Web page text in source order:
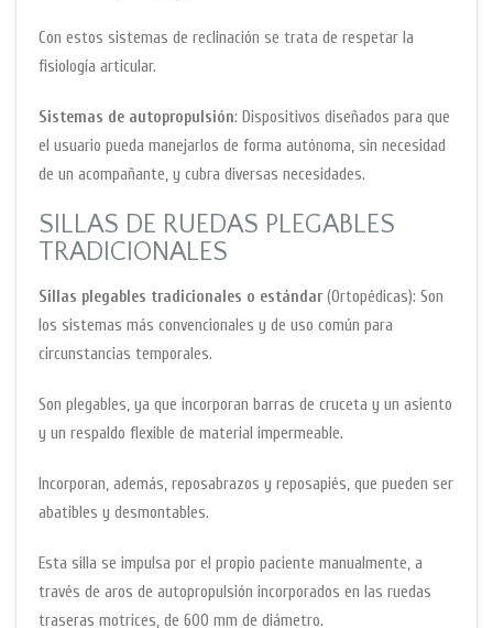
Con estos sistemas de reclinación se trata de respetar la
fisiología articular.
Sistemas de autopropulsión: Dispositivos diseñados para que
el usuario pueda manejarlos de forma autónoma, sin necesidad
de un acompañante, y cubra diversas necesidades.
SILLAS DE RUEDAS PLEGABLES
TRADICIONALES
Sillas plegables tradicionales o estándar(Ortopédicas): Son
los sistemas más convencionales y de uso común para
circunstancias temporales.
Son plegables, ya que incorporan barras de cruceta y un asiento
y un respaldo flexible de material impermeable.
Incorporan, además, reposabrazos y reposapiés, que pueden ser
abatibles y desmontables.
Esta silla se impulsa por el propio paciente manualmente, a
través de aros de autopropulsión incorporados en las ruedas
traseras motrices, de 600 mm de diámetro.